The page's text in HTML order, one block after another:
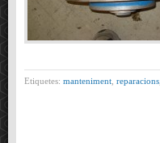
Etiquetes: manteniment reparacions